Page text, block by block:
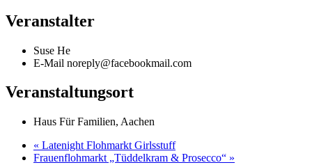
Veranstalter
Suse He
E-Mail noreply@facebookmail.com
Veranstaltungsort
Haus Für Familien, Aachen
« Latenight Flohmarkt Girlsstuff
Frauenflohmarkt „Tüddelkram & Prosecco“ »